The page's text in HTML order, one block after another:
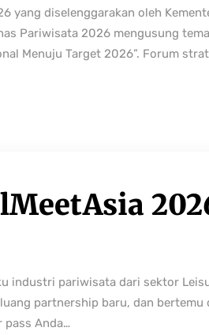
yang diselenggarakan oleh
Pariwisata 2026 mengusung
Menuju Target 2026”. Forum
industri pariwisata dari sektor
partnership baru, dan bertemu
Anda…